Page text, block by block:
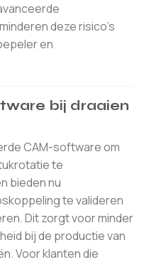
deze risico's
en
bij draaien
CAM-software om
te
bieden nu
te valideren
Dit zorgt voor minder
bij de productie van
Voor klanten die